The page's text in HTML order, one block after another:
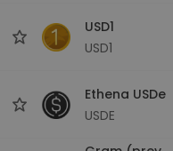
USD1
USD1
Ethena USDe
USDE